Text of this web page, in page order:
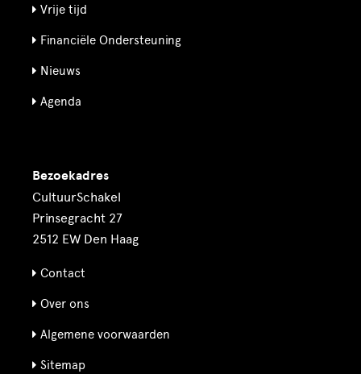
Vrije tijd
Financiële Ondersteuning
Nieuws
Agenda
Bezoekadres
CultuurSchakel
Prinsegracht 27
2512 EW Den Haag
Contact
Over ons
Algemene voorwaarden
Sitemap